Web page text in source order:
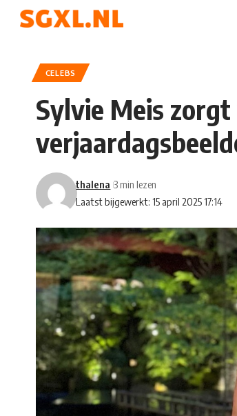
CELEBS
Sylvie Meis zorgt
Laatst bijgewerkt: 15 april 2025 17:14
thalena 3 min lezen